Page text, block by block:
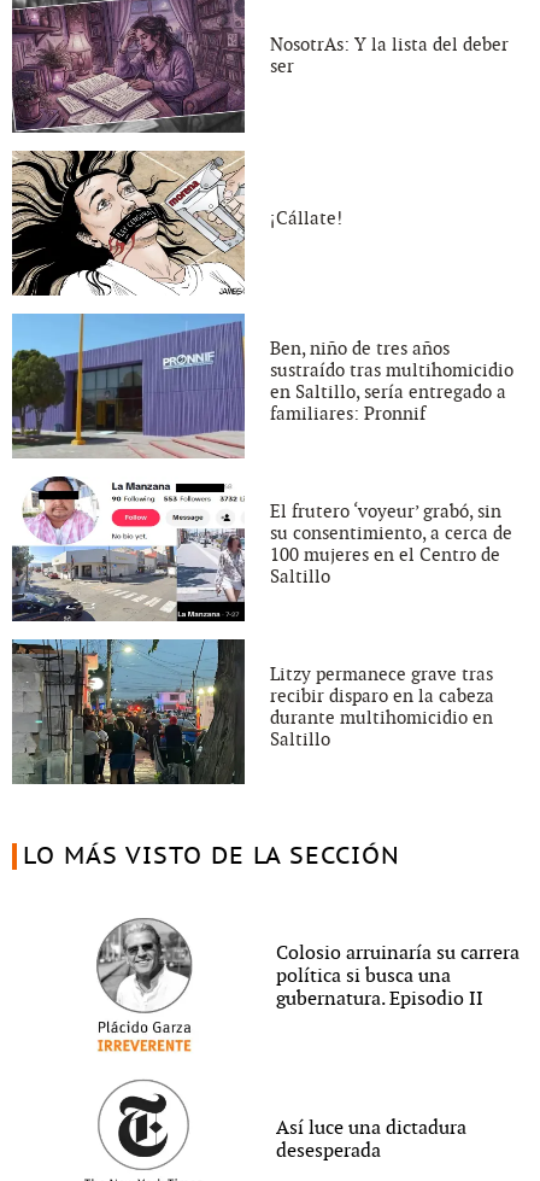
NosotrAs: Y la lista del deber
ser
¡Cállate!
Ben, niño de tres años
sustraído tras multihomicidio
en Saltillo, sería entregado a
familiares: Pronnif
El frutero ‘voyeur’ grabó, sin
su consentimiento, a cerca de
100 mujeres en el Centro de
Saltillo
Litzy permanece grave tras
recibir disparo en la cabeza
durante multihomicidio en
Saltillo
LO MÁS VISTO DE LA SECCIÓN
Colosio arruinaría su carrera
política si busca una
gubernatura. Episodio II
Así luce una dictadura
desesperada